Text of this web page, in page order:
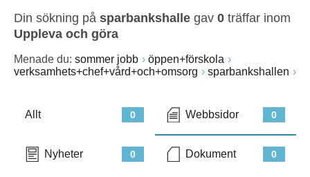
Din sökning på sparbankshalle gav 0 träffar inom
Uppleva och göra
Menade du: sommer jobb
öppen+förskola
verksamhets+chef+vård+och+omsorg
sparbankshallen
0
Allt 0
Webbsidor
0
Nyheter 0
Dokument